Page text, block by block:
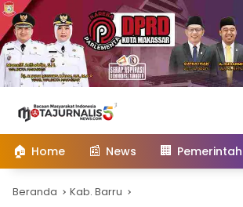
konten
🏠 Home 📰 News 🏢
Beranda Kab. Barru